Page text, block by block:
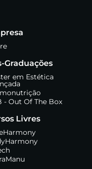
Graduações
em Estética
- Out Of The Box
Livres